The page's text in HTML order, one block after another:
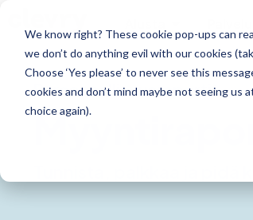
We know right? These cookie pop-ups can
we don’t do anything evil with our cookies
Choose ‘Yes please’ to never see this
cookies and don’t mind maybe not seeing
choice again).
Persoonallisuusraportit